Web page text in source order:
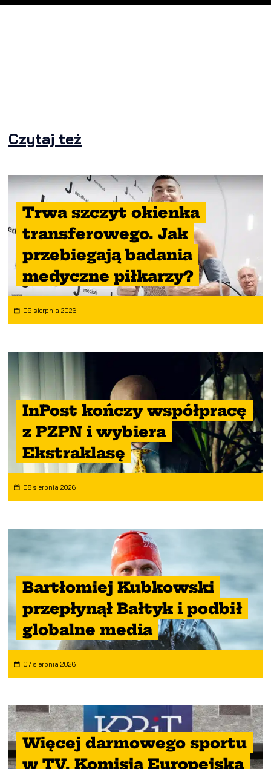
Czytaj też
Trwa szczyt okienka
transferowego. Jak
przebiegają badania
medyczne piłkarzy?
09 sierpnia 2026
InPost kończy współpracę
z PZPN i wybiera
Ekstraklasę
08 sierpnia 2026
Bartłomiej Kubkowski
przepłynął Bałtyk i podbił
globalne media
07 sierpnia 2026
Więcej darmowego sportu
w TV. Komisja Europejska